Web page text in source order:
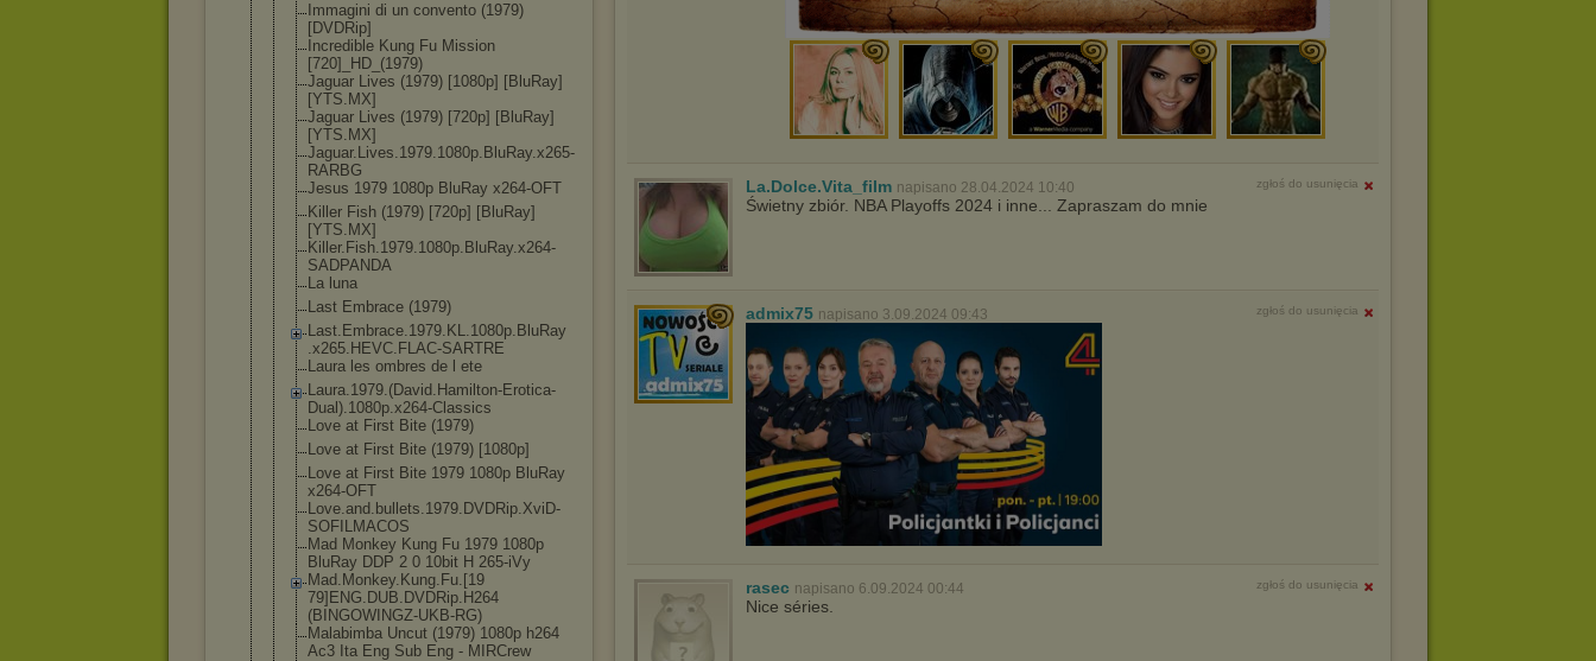
Immagini di un convento (1979)
[DVDRip]
Incredible Kung Fu Mission
[720]_HD_(1979)
Jaguar Lives (1979) [1080p] [BluRay]
[YTS.MX]
Jaguar Lives (1979) [720p] [BluRay]
[YTS.MX]
Jaguar.Lives.1979.1080p.BluRay.x265-
RARBG
Jesus 1979 1080p BluRay x264-OFT
Killer Fish (1979) [720p] [BluRay]
[YTS.MX]
Killer.Fish.1979.1080p.BluRay.x264-
SADPANDA
La luna
Last Embrace (1979)
Last.Embrace.1979.KL.1080p.BluRay
.x265.HEVC. FLAC-SARTRE
Laura les ombres de l ete
Laura.1979.(David.Hami lton-Erotica-
Dual).1080p.x264-Classics
Love at First Bite (1979)
Love at First Bite (1979) [1080p]
Love at First Bite 1979 1080p BluRay
x264-OFT
Love.and.bu llets.1979. DVDRip.XviD-
SOFILMACOS
Mad Monkey Kung Fu 1979 1080p
BluRay DDP 2 0 10bit H 265-iVy
Mad.Monkey. Kung.Fu.[19
79]ENG.DUB. DVDRip.H264
(BINGOWINGZ-UKB-RG)
Malabimba Uncut (1979) 1080p h264
Ac3 Ita Eng Sub Eng - MIRCrew
La.Dolce.Vita_film napisano 28.04.2024 10:40 zgłoś do usunięcia
Świetny zbiór. NBA Playoffs 2024 i inne... Zapraszam do mnie
admix75 napisano 3.09.2024 09:43 zgłoś do usunięcia
rasec napisano 6.09.2024 00:44 zgłoś do usunięcia
Nice séries.